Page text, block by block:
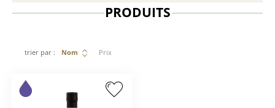
PRODUITS
trier par : Nom Prix